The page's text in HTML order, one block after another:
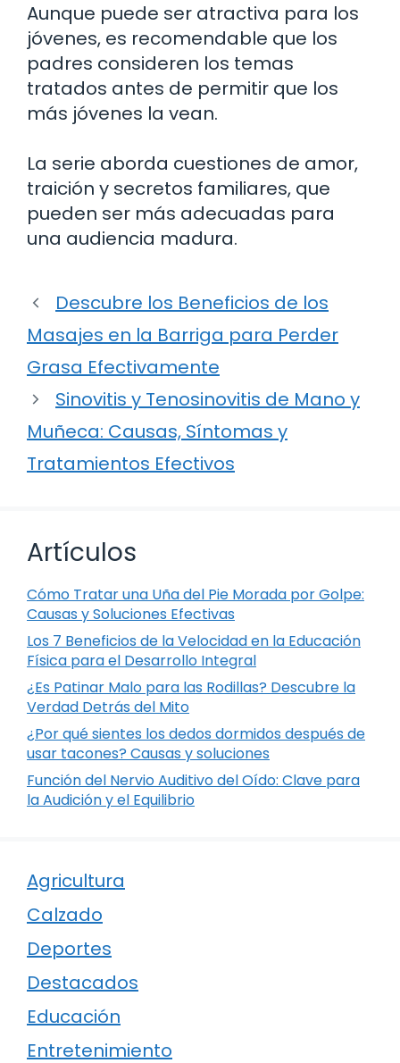
Aunque puede ser atractiva para los
jóvenes, es recomendable que los
padres consideren los temas
tratados antes de permitir que los
más jóvenes la vean.
La serie aborda cuestiones de amor,
traición y secretos familiares, que
pueden ser más adecuadas para
una audiencia madura.
Descubre los Beneficios de los
Masajes en la Barriga para Perder
Grasa Efectivamente
Sinovitis y Tenosinovitis de Mano y
Muñeca: Causas, Síntomas y
Tratamientos Efectivos
Artículos
Cómo Tratar una Uña del Pie Morada por Golpe:
Causas y Soluciones Efectivas
Los 7 Beneficios de la Velocidad en la Educación
Física para el Desarrollo Integral
¿Es Patinar Malo para las Rodillas? Descubre la
Verdad Detrás del Mito
¿Por qué sientes los dedos dormidos después de
usar tacones? Causas y soluciones
Función del Nervio Auditivo del Oído: Clave para
la Audición y el Equilibrio
Agricultura
Calzado
Deportes
Destacados
Educación
Entretenimiento